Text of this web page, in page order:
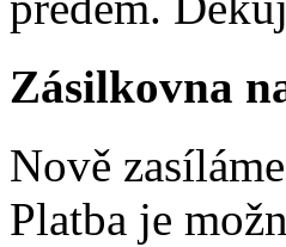
Zásilkovna
Nově
Platba je